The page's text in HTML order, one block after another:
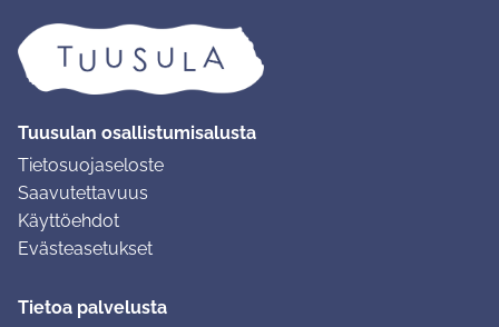
Tuusulan osallistumisalusta
Tietosuojaseloste
Saavutettavuus
Käyttöehdot
Evästeasetukset
Tietoa palvelusta